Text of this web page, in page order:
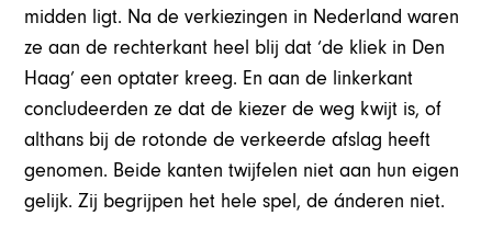
midden ligt. Na de verkiezingen in Nederland waren
ze aan de rechterkant heel blij dat ‘de kliek in Den
Haag’ een optater kreeg. En aan de linkerkant
concludeerden ze dat de kiezer de weg kwijt is, of
althans bij de rotonde de verkeerde afslag heeft
genomen. Beide kanten twijfelen niet aan hun eigen
gelijk. Zij begrijpen het hele spel, de ánderen niet.